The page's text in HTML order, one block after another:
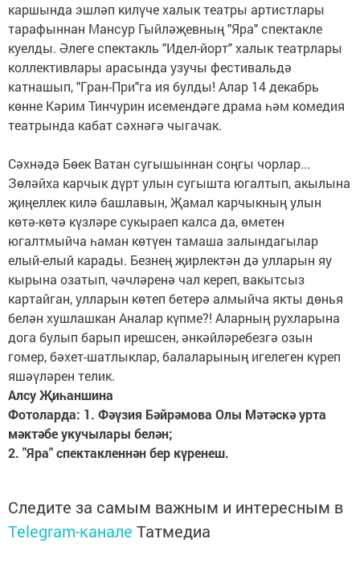
каршында эшләп килүче халык театры артистлары
тарафыннан Мансур Гыйләҗевның "Яра" спектакле
куелды. Әлеге спектакль "Идел-йорт" халык театрлары
коллективлары арасында узучы фестивальдә
катнашып, "Гран-При"га ия булды! Алар 14 декабрь
көнне Кәрим Тинчурин исемендәге драма һәм комедия
театрында кабат сәхнәгә чыгачак.
Сәхнәдә Бөек Ватан сугышыннан соңгы чорлар...
Зөләйха карчык дүрт улын сугышта югалтып, акылына
җиңеллек килә башлавын, Җамал карчыкның улын
көтә-көтә күзләре сукыраеп калса да, өметен
югалтмыйча һаман көтүен тамаша залындагылар
елый-елый карады. Безнең җирлектән дә улларын яу
кырына озатып, чәчләренә чал кереп, вакытсыз
картайган, улларын көтеп бетерә алмыйча якты дөнья
белән хушлашкан Аналар күпме?! Аларның рухларына
дога булып барып ирешсен, әнкәйләребезгә озын
гомер, бәхет-шатлыклар, балаларының игелеген күреп
яшәүләрен телик.
Алсу Җиһаншина
Фотоларда: 1. Фәүзия Бәйрәмова Олы Мәтәскә урта
мәктәбе укучылары белән;
2. "Яра" спектакленнән бер күренеш.
Следите за самым важным и интересным в
Telegram-канале Татмедиа